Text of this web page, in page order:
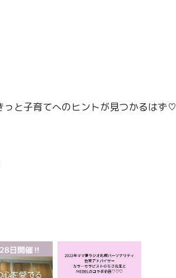
っと子育てへのヒントが見つかるはず♡